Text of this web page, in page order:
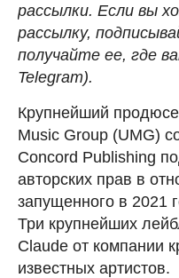
рассылки. Если вы
рассылку,
получайте ее, где
Telegram).
Крупнейший
Music Group (UMG)
Concord Publishing
авторских прав в
запущенного в 2021
Три крупнейших
Claude от компании
известных артистов.